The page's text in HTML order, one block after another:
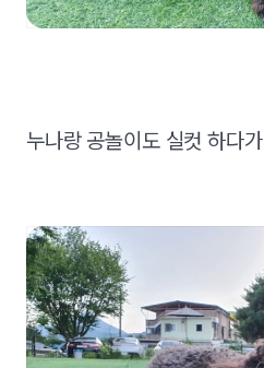
누나랑 공놀이도 실컷 하다가